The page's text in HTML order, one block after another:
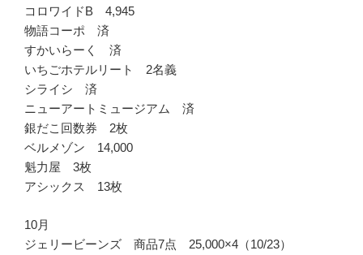
コロワイドB 4,945
物語コーポ 済
すかいらーく 済
いちごホテルリート 2名義
シライシ 済
ニューアートミュージアム 済
銀だこ回数券 2枚
ベルメゾン 14,000
魁力屋 3枚
アシックス 13枚
10月
ジェリービーンズ 商品7点 25,000×4（10/23）